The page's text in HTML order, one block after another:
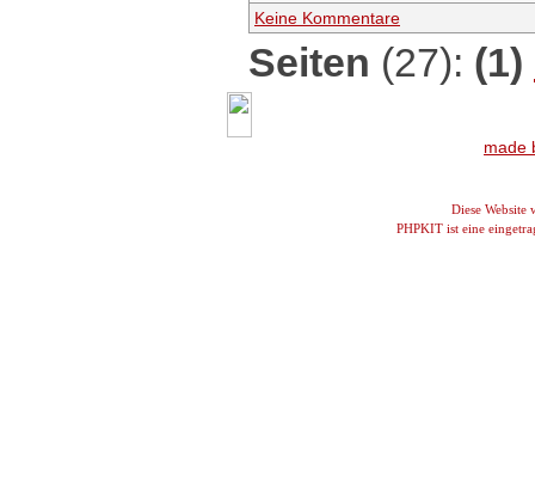
Keine Kommentare
Seiten (27): (1)
made
Diese Website
PHPKIT ist eine